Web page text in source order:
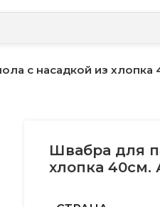
с насадкой из хлопка
Швабра для
хлопка 40см.